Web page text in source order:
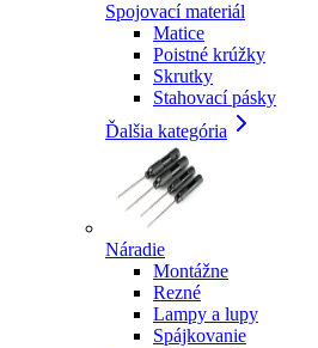
Spojovací materiál
Matice
Poistné krúžky
Skrutky
Stahovací pásky
Ďalšia kategória
Náradie
Montážne
Rezné
Lampy a lupy
Spájkovanie